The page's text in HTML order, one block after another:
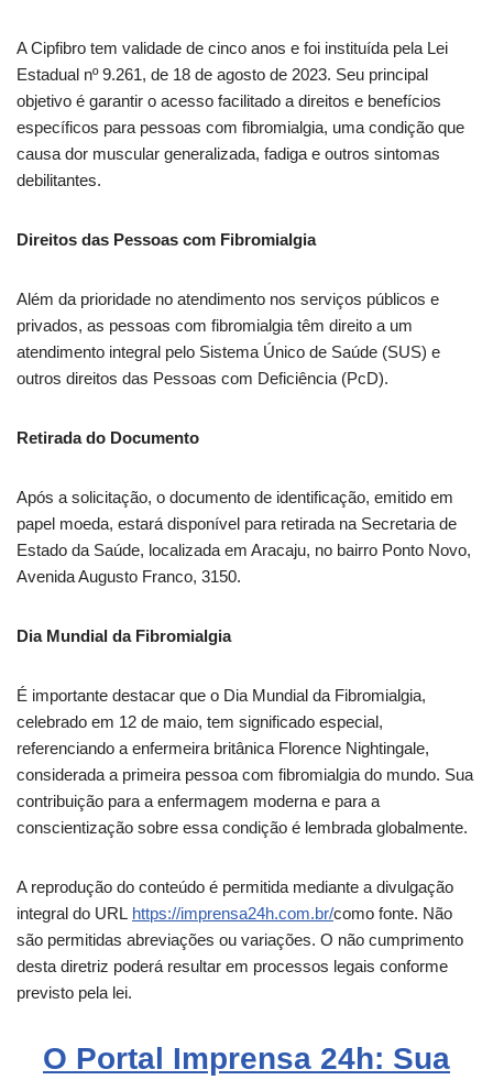
A Cipfibro tem validade de cinco anos e foi instituída pela Lei
Estadual nº 9.261, de 18 de agosto de 2023. Seu principal
objetivo é garantir o acesso facilitado a direitos e benefícios
específicos para pessoas com fibromialgia, uma condição que
causa dor muscular generalizada, fadiga e outros sintomas
debilitantes.
Direitos das Pessoas com Fibromialgia
Além da prioridade no atendimento nos serviços públicos e
privados, as pessoas com fibromialgia têm direito a um
atendimento integral pelo Sistema Único de Saúde (SUS) e
outros direitos das Pessoas com Deficiência (PcD).
Retirada do Documento
Após a solicitação, o documento de identificação, emitido em
papel moeda, estará disponível para retirada na Secretaria de
Estado da Saúde, localizada em Aracaju, no bairro Ponto Novo,
Avenida Augusto Franco, 3150.
Dia Mundial da Fibromialgia
É importante destacar que o Dia Mundial da Fibromialgia,
celebrado em 12 de maio, tem significado especial,
referenciando a enfermeira britânica Florence Nightingale,
considerada a primeira pessoa com fibromialgia do mundo. Sua
contribuição para a enfermagem moderna e para a
conscientização sobre essa condição é lembrada globalmente.
A reprodução do conteúdo é permitida mediante a divulgação
integral do URL https://imprensa24h.com.br/como fonte. Não
são permitidas abreviações ou variações. O não cumprimento
desta diretriz poderá resultar em processos legais conforme
previsto pela lei.
O Portal Imprensa 24h: Sua